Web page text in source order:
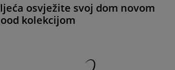
osvježite svoj dom novom
kolekcijom